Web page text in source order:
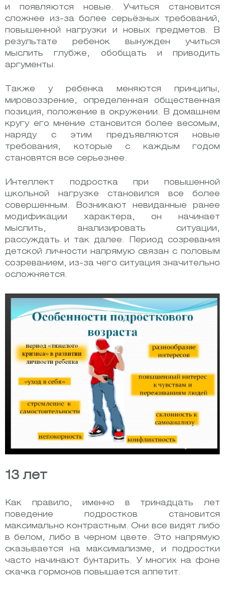
и появляются новые. Учиться становится
сложнее из-за более серьёзных требований,
повышенной нагрузки и новых предметов. В
результате ребенок вынужден учиться
мыслить глубже, обобщать и приводить
аргументы.
Также у ребенка меняются принципы,
мировоззрение, определенная общественная
позиция, положение в окружении. В домашнем
кругу его мнение становится более весомым,
наряду с этим предъявляются новые
требования, которые с каждым годом
становятся все серьезнее.
Интеллект подростка при повышенной
школьной нагрузке становился все более
совершенным. Возникают невиданные ранее
модификации характера, он начинает
мыслить, анализировать ситуации,
рассуждать и так далее. Период созревания
детской личности напрямую связан с половым
созреванием, из-за чего ситуация значительно
осложняется.
13 лет
Как правило, именно в тринадцать лет
поведение подростков становится
максимально контрастным. Они все видят либо
в белом, либо в черном цвете. Это напрямую
сказывается на максимализме, и подростки
часто начинают бунтарить. У многих на фоне
скачка гормонов повышается аппетит.